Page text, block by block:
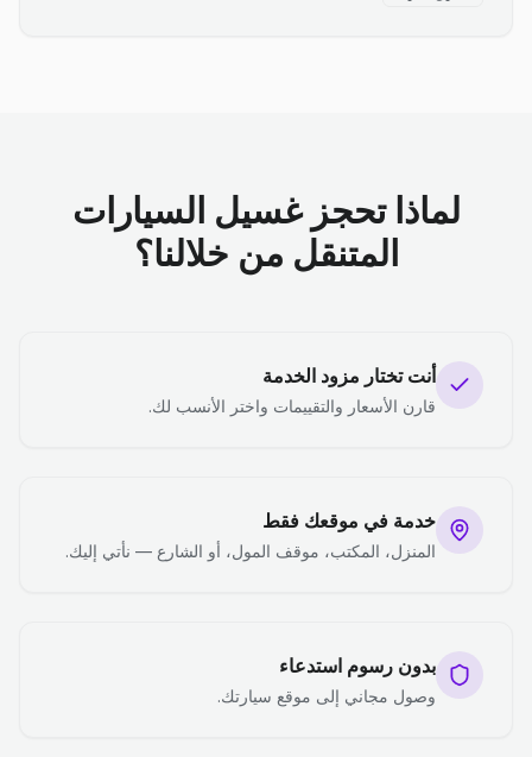
لماذا تحجز غسيل السيارات
المتنقل من خلالنا؟
أنت تختار مزود الخدمة
قارن الأسعار والتقييمات واختر الأنسب لك.
خدمة في موقعك فقط
المنزل، المكتب، موقف المول، أو الشارع — نأتي إليك.
بدون رسوم استدعاء
وصول مجاني إلى موقع سيارتك.